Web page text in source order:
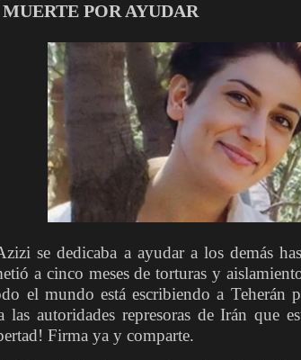
POR AYUDAR
se dedicaba a ayudar a los demás
a cinco meses de torturas y
el mundo está escribiendo a Teherán
las autoridades represoras de Irán que
Firma ya y comparte.